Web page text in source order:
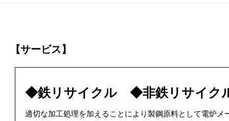
【サービス】
◆鉄リサイクル ◆非鉄リサイク
適切な加工処理を加えることにより製鋼原料として電炉メ